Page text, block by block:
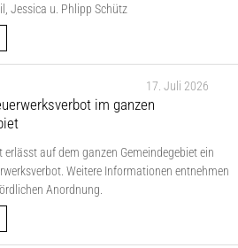
Jessica u. Phlipp Schütz
17. Juli 2026
im ganzen
erlässt auf dem ganzen Gemeindegebiet ein
Weitere Informationen entnehmen
Anordnung.